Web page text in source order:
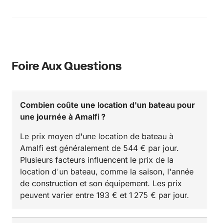
Foire Aux Questions
Combien coûte une location d'un bateau pour
une journée à Amalfi ?
Le prix moyen d'une location de bateau à
Amalfi est généralement de 544 € par jour.
Plusieurs facteurs influencent le prix de la
location d'un bateau, comme la saison, l'année
de construction et son équipement. Les prix
peuvent varier entre 193 € et 1 275 € par jour.